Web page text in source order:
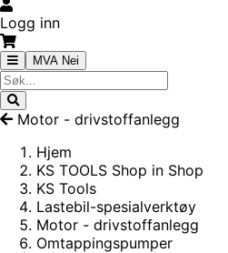
Logg inn
MVA Nei
Motor - drivstoffanlegg
Hjem
KS TOOLS Shop in Shop
KS Tools
Lastebil-spesialverktøy
Motor - drivstoffanlegg
Omtappingspumper